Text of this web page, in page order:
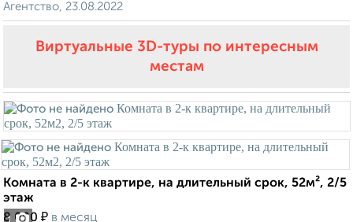
Агентство, 23.08.2022
Виртуальные 3D-туры по интересным
местам
Комната в 2-к квартире, на длительный срок, 52м², 2/5
этаж
8 000 ₽ в месяц